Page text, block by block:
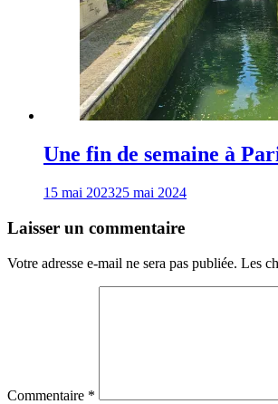
Une fin de semaine à
15 mai 202325 mai 2024
Laisser un commentaire
Votre adresse e-mail ne sera pas publiée. Les
Commentaire *